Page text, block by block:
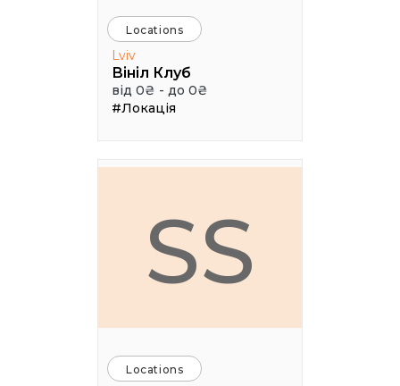
Locations
Lviv
Вініл Клуб
від 0₴ - до 0₴
#Локація
SS
Locations